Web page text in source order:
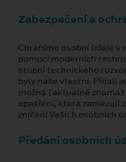
Zabezpečení a
Chráníme osobní údaje v
pomocí moderních
stupni technického
byly naše vlastní. Přijali
možná (aktuálně
opatření, která zamezují
zničení Vašich osobních
Předání osobních